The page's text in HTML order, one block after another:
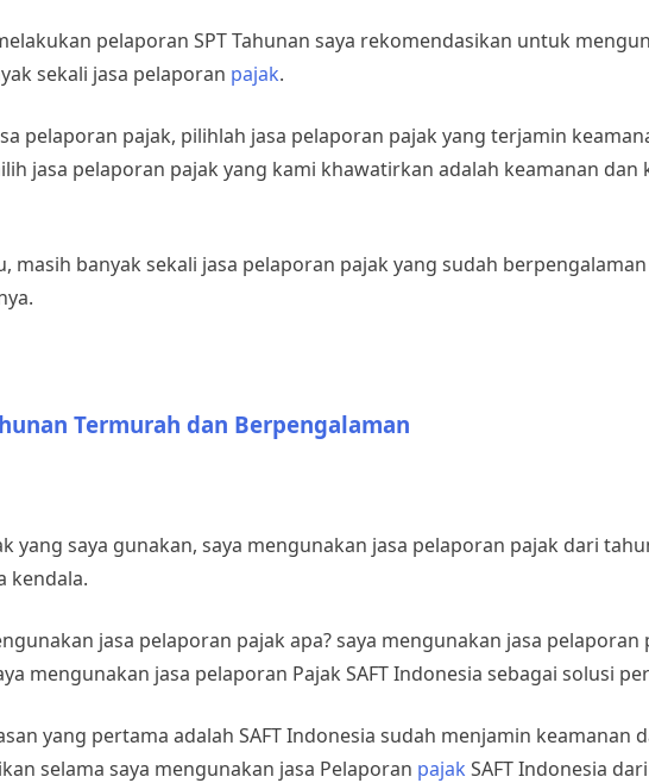
pelaporan SPT Tahunan saya rekomendasikan untuk
sekali jasa pelaporan pajak.
pelaporan pajak, pilihlah jasa pelaporan pajak yang terjamin
jasa pelaporan pajak yang kami khawatirkan adalah keamanan dan
masih banyak sekali jasa pelaporan pajak yang sudah
Termurah dan Berpengalaman
yang saya gunakan, saya mengunakan jasa pelaporan pajak dari
kendala.
jasa pelaporan pajak apa? saya mengunakan jasa pelaporan
mengunakan jasa pelaporan Pajak SAFT Indonesia sebagai solusi
yang pertama adalah SAFT Indonesia sudah menjamin keamanan
selama saya mengunakan jasa Pelaporan pajak SAFT Indonesia